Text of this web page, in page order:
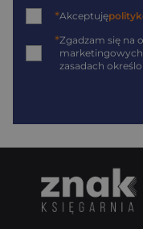
*Akceptuję
*Zgadzam się na
zasadach